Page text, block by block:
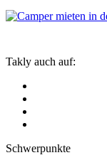
Takly auch auf:
Schwerpunkte